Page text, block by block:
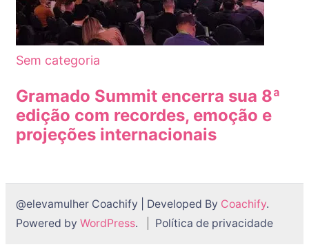
Sem categoria
Gramado Summit encerra sua 8ª
edição com recordes, emoção e
projeções internacionais
@elevamulher Coachify | Developed By Coachify.
Powered by WordPress. Política de privacidade